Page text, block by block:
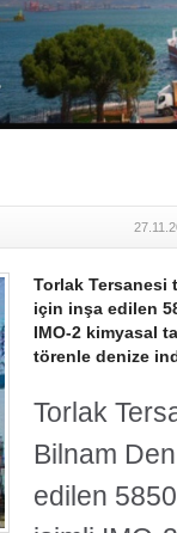
Rusya,
Enejota
Denizcilik
‘14.
Taksi
Torlak Tersanesi
için inşa edilen
IMO-2 kimyasal
törenle denize
Torlak
Bilnam
edilen